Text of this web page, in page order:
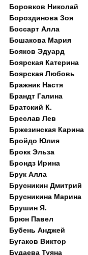
Боровков Николай
Бороздинова Зоя
Боссарт Алла
Бошакова Мария
Бояков Эдуард
Боярская Катерина
Боярская Любовь
Бражник Настя
Брандт Галина
Братский К.
Бреслав Лев
Бржезинская Карина
Бройдо Юлия
Брокк Эльза
Брондз Ирина
Брук Алла
Брусникин Дмитрий
Брусникина Марина
Брушин Я.
Брюн Павел
Бубень Анджей
Бугаков Виктор
Будаева Туяна